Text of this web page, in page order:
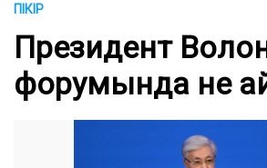
ПІКІР
Президент
форумында не